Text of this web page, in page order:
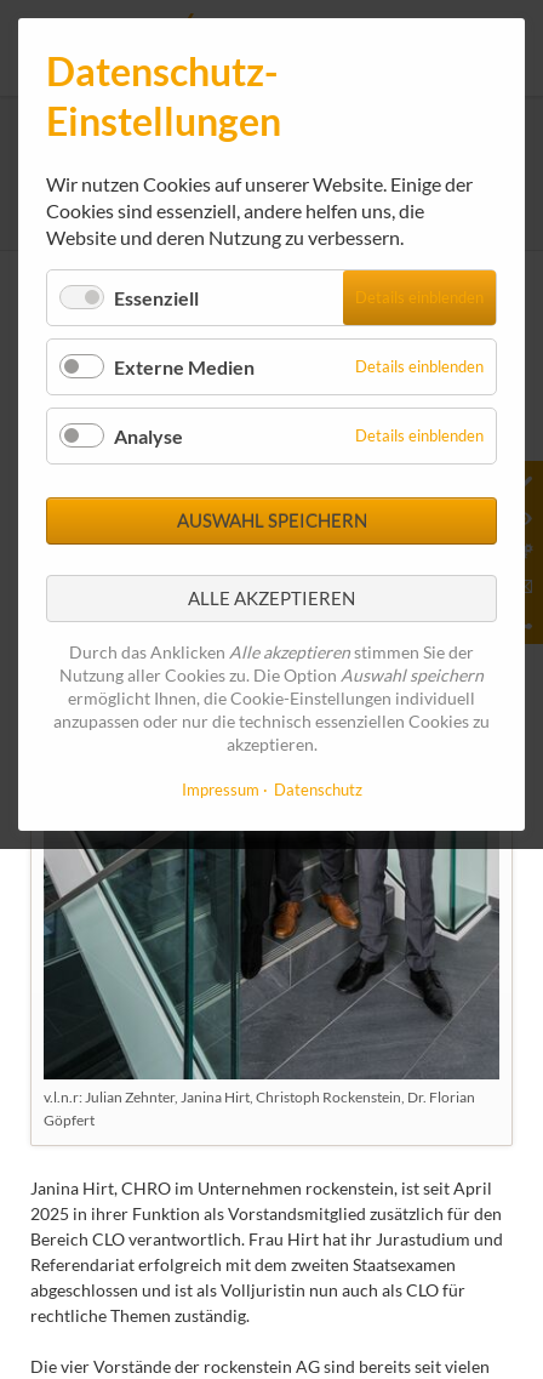
Datenschutz-
Einstellungen
Wir nutzen Cookies auf unserer Website. Einige der
Cookies sind essenziell, andere helfen uns, die
Website und deren Nutzung zu verbessern.
Essenziell Details einblenden
Externe Medien Details einblenden
Analyse Details einblenden
AUSWAHL SPEICHERN
ALLE AKZEPTIEREN
Durch das Anklicken Alle akzeptierenstimmen Sie der
Nutzung aller Cookies zu. Die Option Auswahl speichern
ermöglicht Ihnen, die Cookie-Einstellungen individuell
anzupassen oder nur die technisch essenziellen Cookies zu
akzeptieren.
Impressum Datenschutz
Nachrichten-Details
rockenstein AG - Internet-Service-Provider We get IT online!
Nachrichten
Nachrichten-Details
Janina Hirt übernimmt das
Ressort Recht
v.l.n.r: Julian Zehnter, Janina Hirt, Christoph Rockenstein, Dr. Florian
Göpfert
Janina Hirt, CHRO im Unternehmen rockenstein, ist seit April
2025 in ihrer Funktion als Vorstandsmitglied zusätzlich für den
Bereich CLO verantwortlich. Frau Hirt hat ihr Jurastudium und
Referendariat erfolgreich mit dem zweiten Staatsexamen
abgeschlossen und ist als Volljuristin nun auch als CLO für
rechtliche Themen zuständig.
Die vier Vorstände der rockenstein AG sind bereits seit vielen